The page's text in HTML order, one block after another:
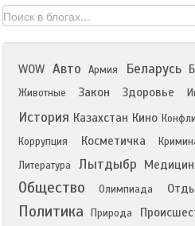
WOW Авто Армия Беларусь
Животные
Закон Здоровье
История Казахстан Кино
Коррупция Косметичка
Литература Лытдыбр
Общество Олимпиада
Политика Природа